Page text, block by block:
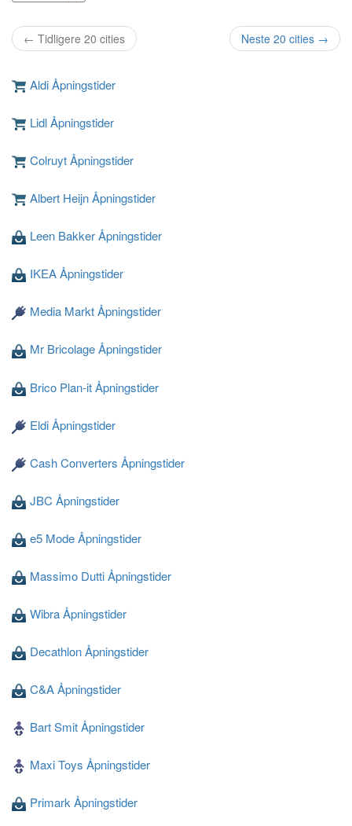
← Tidligere 20 cities Neste 20 cities →
Aldi Åpningstider
Lidl Åpningstider
Colruyt Åpningstider
Albert Heijn Åpningstider
Leen Bakker Åpningstider
IKEA Åpningstider
Media Markt Åpningstider
Mr Bricolage Åpningstider
Brico Plan-it Åpningstider
Eldi Åpningstider
Cash Converters Åpningstider
JBC Åpningstider
e5 Mode Åpningstider
Massimo Dutti Åpningstider
Wibra Åpningstider
Decathlon Åpningstider
C&A Åpningstider
Bart Smit Åpningstider
Maxi Toys Åpningstider
Primark Åpningstider